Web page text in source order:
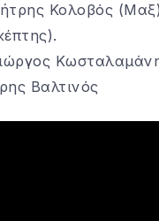
Κολοβός
Βαλτινός